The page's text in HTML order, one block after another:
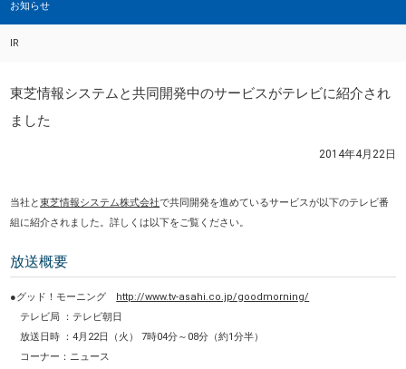
お知らせ
IR
東芝情報システムと共同開発中のサービスがテレビに紹介され
ました
2014年4月22日
当社と東芝情報システム株式会社で共同開発を進めているサービスが以下のテレビ番
組に紹介されました。詳しくは以下をご覧ください。
放送概要
●グッド！モーニング http://www.tv-asahi.co.jp/goodmorning/
テレビ局 ：テレビ朝日
放送日時 ：4月22日（火） 7時04分～08分（約1分半）
コーナー：ニュース